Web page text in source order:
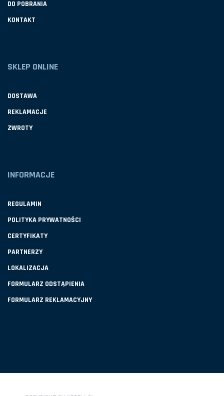
DO POBRANIA
KONTAKT
SKLEP ONLINE
DOSTAWA
REKLAMACJE
ZWROTY
INFORMACJE
REGULAMIN
POLITYKA PRYWATNOŚCI
CERTYFIKATY
PARTNERZY
LOKALIZACJA
FORMULARZ ODSTĄPIENIA
FORMULARZ REKLAMACYJNY